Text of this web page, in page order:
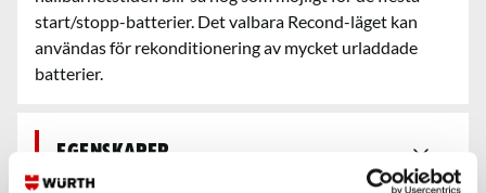
start/stopp-batterier. Det valbara Recond-läget kan
användas för rekonditionering av mycket urladdade
batterier.
Egenskaper